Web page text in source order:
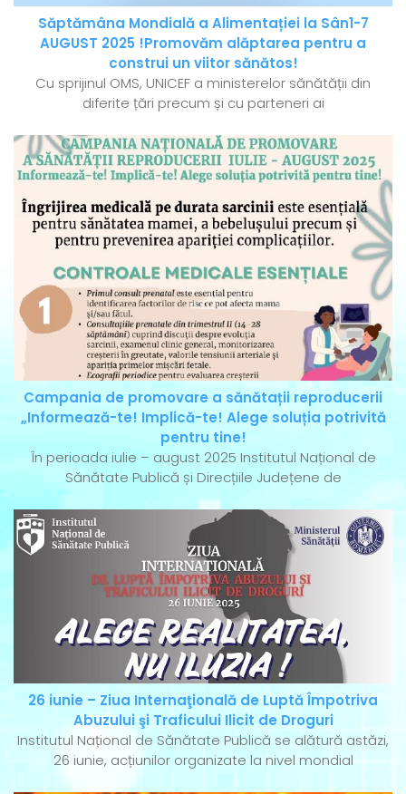
Săptămâna Mondială a Alimentației la Sân1-7
AUGUST 2025 !Promovăm alăptarea pentru a
construi un viitor sănătos!
Cu sprijinul OMS, UNICEF a ministerelor sănătății din
diferite țări precum și cu parteneri ai
Campania de promovare a sănătații reproducerii
„Informează-te! Implică-te! Alege soluția potrivită
pentru tine!
În perioada iulie – august 2025 Institutul Național de
Sănătate Publică și Direcțiile Județene de
26 iunie – Ziua Internaţională de Luptă Împotriva
Abuzului şi Traficului Ilicit de Droguri
Institutul Național de Sănătate Publică se alătură astăzi,
26 iunie, acțiunilor organizate la nivel mondial